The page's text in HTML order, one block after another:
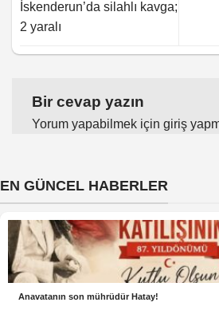
İskenderun’da silahlı kavga;
2 yaralı
Bir cevap yazın
Yorum yapabilmek için giriş
EN GÜNCEL HABERLER
Anavatanın son mührüdür Hatay!